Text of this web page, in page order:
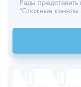
Рады
“Сложные каналы...